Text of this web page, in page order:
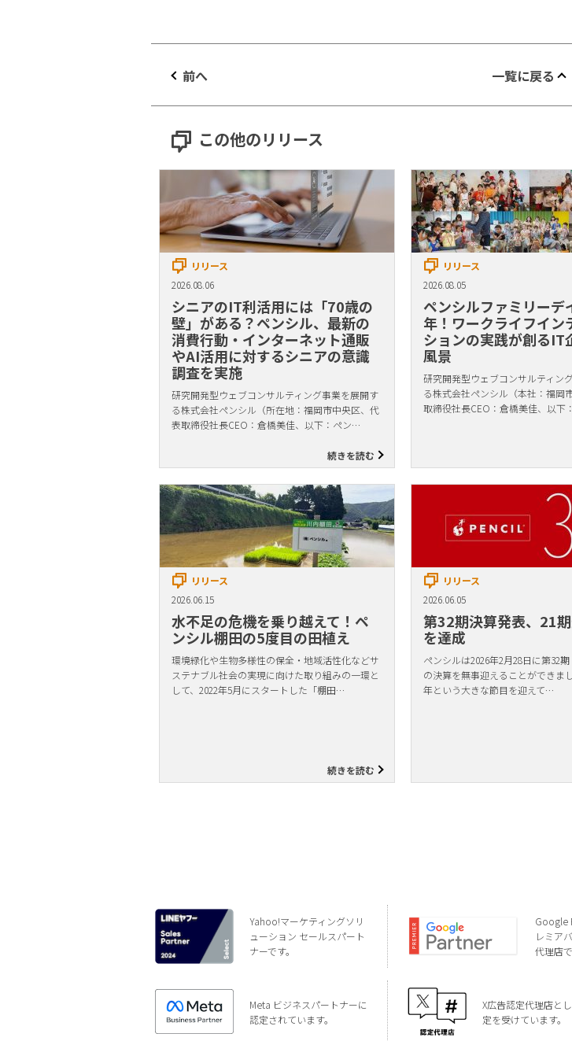
前へ 一覧に戻る
この他のリリース
リリース
2026.08.06
シニアのIT利活用には「70歳の
壁」がある？ペンシル、最新の
消費行動・インターネット通販
やAI活用に対するシニアの意識
調査を実施
研究開発型ウェブコンサルティング事業を展開す
る株式会社ペンシル（所在地：福岡市中央区、代
表取締役社長CEO：倉橋美佳、以下：ペン…
続きを読む
リリース
2026.08.05
ペンシルファミリーデ
年！ワークライフイン
ションの実践が創るIT
風景
研究開発型ウェブコンサルティン
る株式会社ペンシル（本社：福岡
取締役社長CEO：倉橋美佳、以下
リリース
2026.06.15
水不足の危機を乗り越えて！ペ
ンシル棚田の5度目の田植え
環境緑化や生物多様性の保全・地域活性化などサ
ステナブル社会の実現に向けた取り組みの一環と
して、2022年5月にスタートした「棚田…
続きを読む
リリース
2026.06.05
第32期決算発表、21
を達成
ペンシルは2026年2月28日に第32期
の決算を無事迎えることができま
年という大きな節目を迎えて…
Yahoo!マーケティングソリ
ューション セールスパート
ナーです。
Google
レミア
代理店で
Meta ビジネスパートナーに
認定されています。
X広告認定代理店と
定を受けています。